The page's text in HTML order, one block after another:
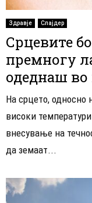
Здравје Слајдер
Срцевите
премногу
одеднаш
На срцето, односно
високи
внесување на
да земаат...